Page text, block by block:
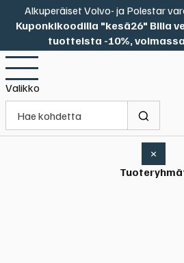
Alkuperäiset Volvo- ja Polestar
Kuponkikoodilla "kesä26" Bilia
tuotteista -10%,
Valikko
×